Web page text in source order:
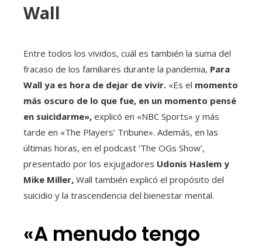
Wall
Entre todos los vividos, cuál es también la suma del
fracaso de los familiares durante la pandemia, Para
Wall ya es hora de dejar de vivir. «Es el momento
más oscuro de lo que fue, en un momento pensé
en suicidarme», explicó en «NBC Sports» y más
tarde en «The Players’ Tribune». Además, en las
últimas horas, en el podcast ‘The OGs Show’,
presentado por los exjugadores Udonis Haslem y
Mike Miller, Wall también explicó el propósito del
suicidio y la trascendencia del bienestar mental.
«A menudo tengo